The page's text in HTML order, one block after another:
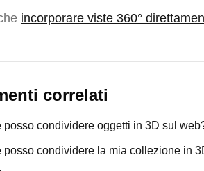
incorporare viste 360°
correlati
posso condividere oggetti in 3D sul
posso condividere la mia collezione in